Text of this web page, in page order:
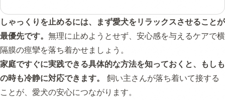
しゃっくりを止めるには、まず愛犬をリラックスさせることが
最優先です。 無理に止めようとせず、安心感を与えるケアで横
隔膜の痙攣を落ち着かせましょう。
家庭ですぐに実践できる具体的な方法を知っておくと、もしも
の時も冷静に対応できます。
飼い主さんが落ち着いて接する
ことが、愛犬の安心につながります。